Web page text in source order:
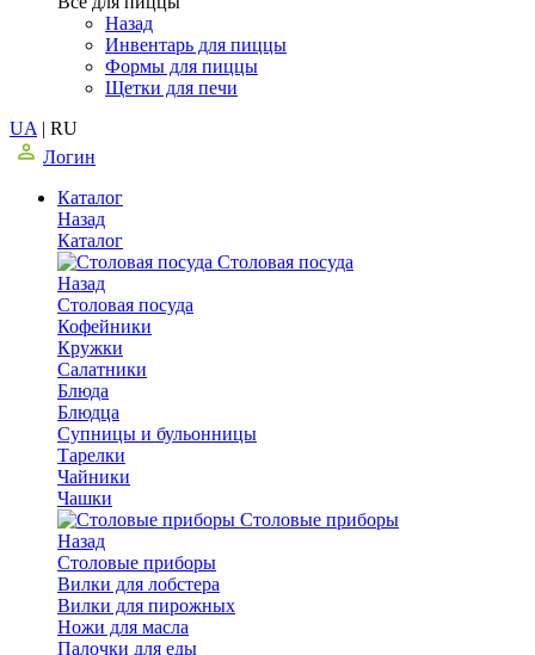
Назад
Инвентарь для пиццы
Формы для пиццы
Щетки для печи
UA | RU
Логин
Каталог
Назад
Каталог
Столовая посуда
Назад
Столовая посуда
Кофейники
Кружки
Салатники
Блюда
Блюдца
Супницы и бульонницы
Тарелки
Чайники
Чашки
Cтоловые приборы
Назад
Cтоловые приборы
Вилки для лобстера
Вилки для пирожных
Ножи для масла
Палочки для еды